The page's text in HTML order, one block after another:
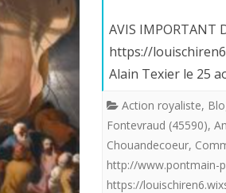
AVIS IMPORTANT
https://
Alain Texier le 25
Action royaliste,
Fontevraud (45590),
Chouandecoeur,
http://www.pontmain-
https://